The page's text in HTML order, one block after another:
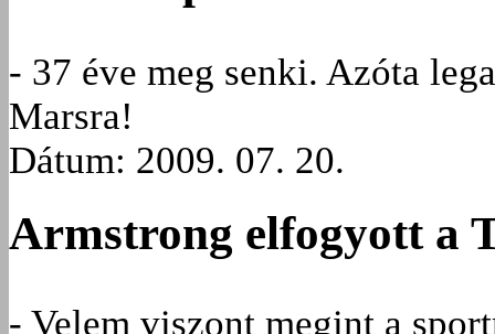
- 37 éve meg senki. Azóta
Marsra!
Dátum: 2009. 07. 20.
Armstrong elfogyott a
- Velem viszont megint a